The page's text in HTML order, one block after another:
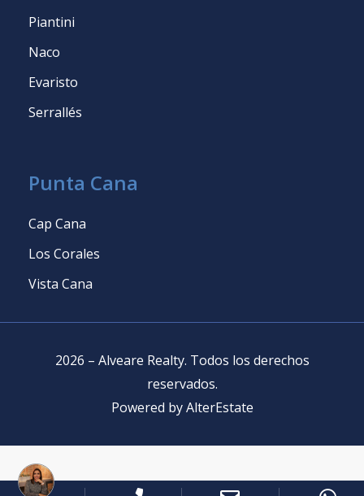
Piantini
Naco
Evaristo
Serrallés
Punta Cana
Cap Cana
Los Corales
Vista Cana
2026 – Alveare Realty. Todos los derechos
reservados.
Powered by AlterEstate